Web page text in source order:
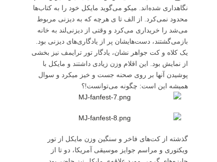
نگاهداری شده‌اند. میکو می‌گوید مایکل خود را به کتاب‌ها
محدود نمی‌کرد. از الف تا ی هرچه که به دیزنی مربوط
می‌شد را خریداری می‌کرد و وقتی از دیزنی‌لند به خانه
بازمی‌گشتند، دست‌هایشان پر از یادگاری‌های دیزنی بود.
یک کلاه و کت جواهر نشان، یادگار تور ترایمف نیز بخشی
از نمایش بود. این اقلام وزن زیادی داشتند و مایکل با
پوشیدن آنها بر روی صحنه جست و خیز میکرد و سوال
همیشه این است: چگونه می‌توانست!؟
گذشته از کت‌های فاخر و سنگین وزن مایکل از تور
ویکتوری و مراسم جوایز موسیقی آمریکا، دو تا از